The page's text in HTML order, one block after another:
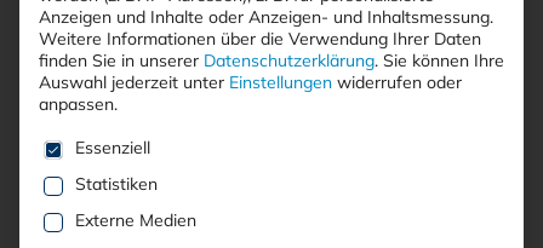
Alle Beiträge mit dem
Schlagwort “Cybercrime
Angriff”
Anzeigen und Inhalte oder Anzeigen- und Inhaltsmessung.
Weitere Informationen über die Verwendung Ihrer Daten
finden Sie in unserer Datenschutzerklärung. Sie können Ihre
Auswahl jederzeit unter Einstellungen widerrufen oder
anpassen.
Es folgt eine Liste der Service-Gruppen, für die eine
Essenziell
Statistiken
Externe Medien